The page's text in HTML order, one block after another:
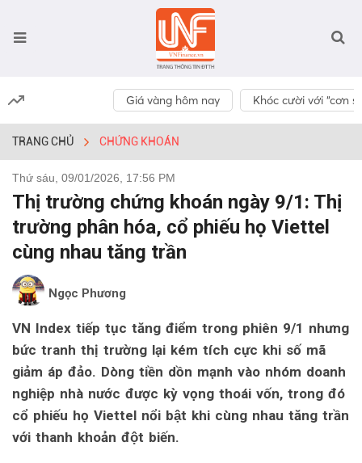
Giá vàng hôm nay Khóc cười với “cơn
TRANG CHỦ CHỨNG KHOÁN
Thứ sáu, 09/01/2026, 17:56 PM
Thị trường chứng khoán ngày 9/1: Thị
trường phân hóa, cổ phiếu họ Viettel
cùng nhau tăng trần
Ngọc Phương
VN Index tiếp tục tăng điểm trong phiên 9/1 nhưng
bức tranh thị trường lại kém tích cực khi số mã
giảm áp đảo. Dòng tiền dồn mạnh vào nhóm doanh
nghiệp nhà nước được kỳ vọng thoái vốn, trong đó
cổ phiếu họ Viettel nổi bật khi cùng nhau tăng trần
với thanh khoản đột biến.